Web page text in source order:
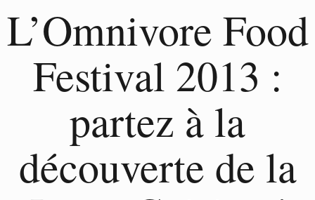
L’Omnivore Food
Festival 2013 :
partez à la
découverte de la